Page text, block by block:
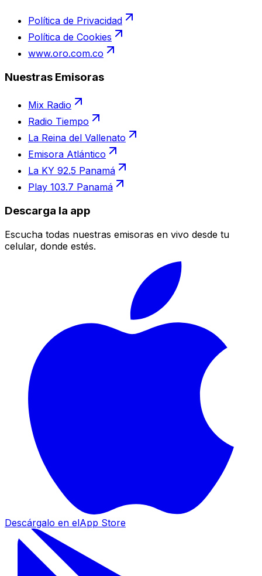
Política de Privacidad
Política de Cookies
www.oro.com.co
Nuestras Emisoras
Mix Radio
Radio Tiempo
La Reina del Vallenato
Emisora Atlántico
La KY 92.5 Panamá
Play 103.7 Panamá
Descarga la app
Escucha todas nuestras emisoras en vivo desde tu
celular, donde estés.
Descárgalo en elApp Store